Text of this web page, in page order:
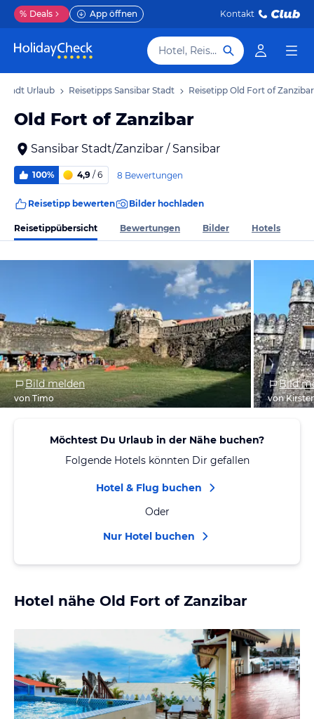
% Deals App öffnen Kontakt
Hotel, Reiseziel
Stadt Urlaub Reisetipps Sansibar Stadt Reisetipp Old Fort of Zanzibar
Old Fort of Zanzibar
Sansibar Stadt/Zanzibar / Sansibar
100% 4,9 / 6 8 Bewertungen
Reisetipp bewerten Bilder hochladen
Reisetippübersicht Bewertungen Bilder Hotels
Bild melden
von Timo
Bild
von
Möchtest Du Urlaub in der Nähe buchen?
Folgende Hotels könnten Dir gefallen
Hotel & Flug buchen
Oder
Nur Hotel buchen
Hotel nähe Old Fort of Zanzibar